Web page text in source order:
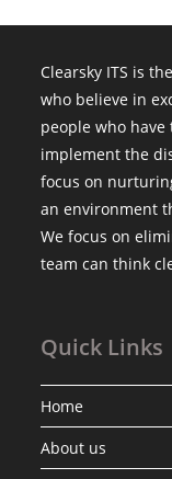
Clearsky ITS is
who believe in
people who
implement the
focus on
an environment
We focus on
team can think
Quick Links
Home
About us